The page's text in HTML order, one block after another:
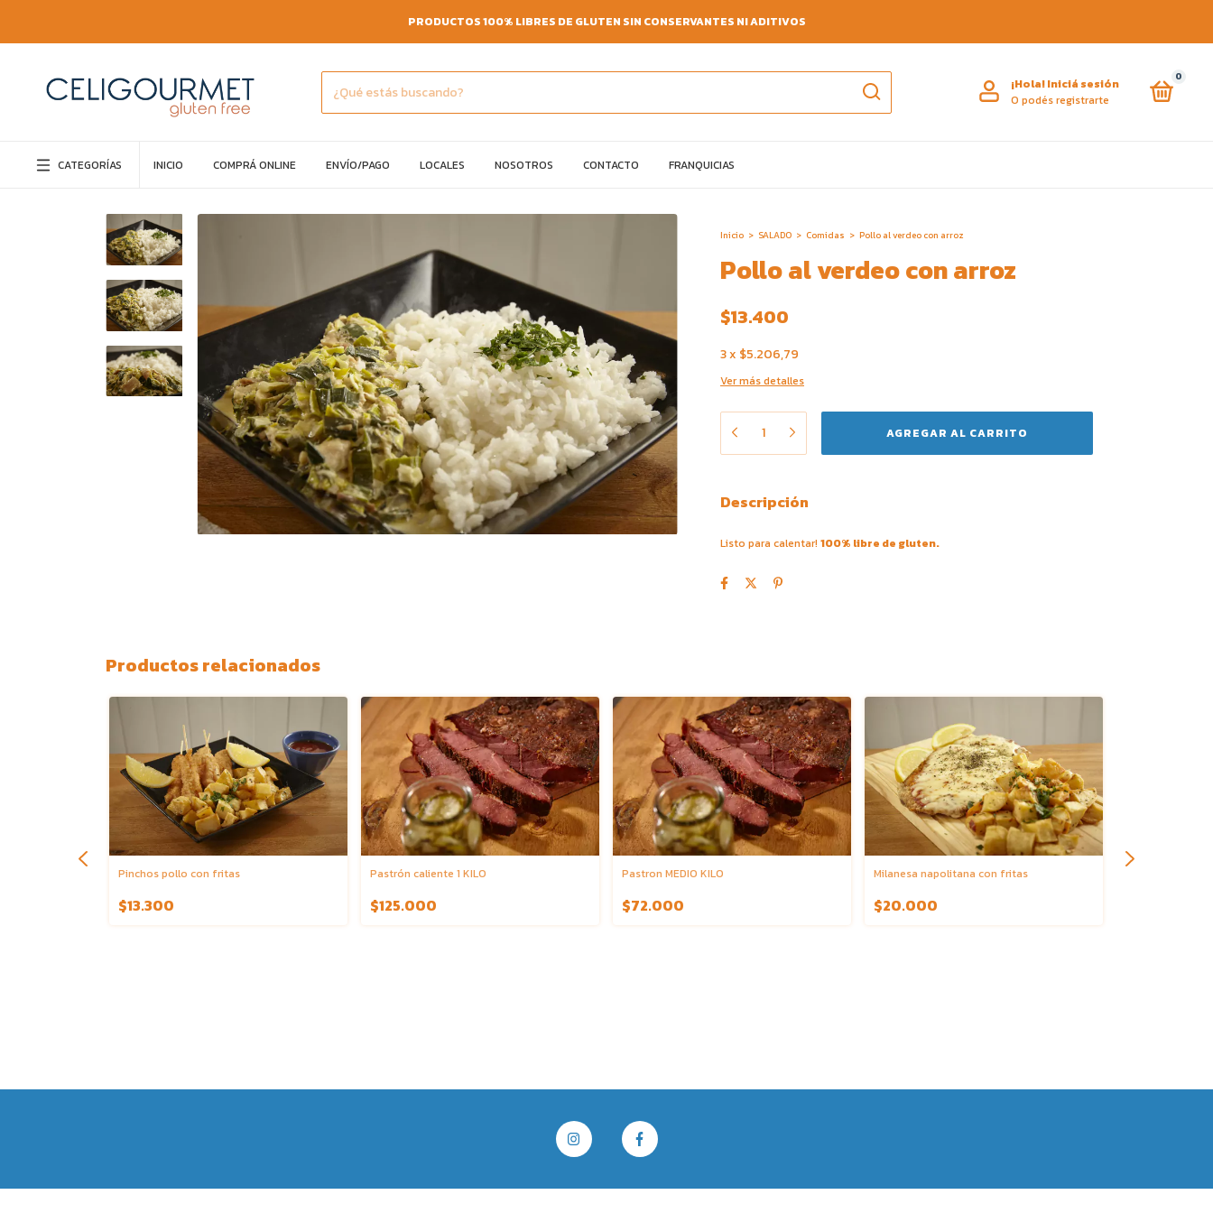
PRODUCTOS 100% LIBRES DE GLUTEN SIN CONSERVANTES NI ADITIVOS
¡Hola!Iniciá sesión
O podés registrarte
0
CATEGORÍAS INICIO COMPRÁ ONLINE ENVÍO/PAGO LOCALES NOSOTROS CONTACTO FRANQUICIAS
Inicio > SALADO > Comidas > Pollo al verdeo con arroz
Pollo al verdeo con arroz
$13.400
3x $5.206,79
Ver más detalles
Descripción
Listo para calentar! 100% libre de gluten.
Productos relacionados
Pinchos pollo con fritas
$13.300
Pastrón caliente 1 KILO
$125.000
Pastron MEDIO KILO
$72.000
Milanesa napolitana con fritas
$20.000